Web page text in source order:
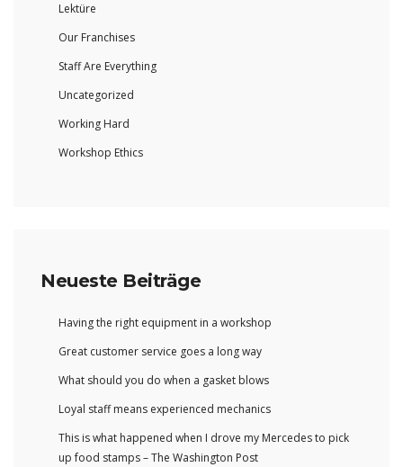
Lektüre
Our Franchises
Staff Are Everything
Uncategorized
Working Hard
Workshop Ethics
Neueste Beiträge
Having the right equipment in a workshop
Great customer service goes a long way
What should you do when a gasket blows
Loyal staff means experienced mechanics
This is what happened when I drove my Mercedes to pick
up food stamps – The Washington Post